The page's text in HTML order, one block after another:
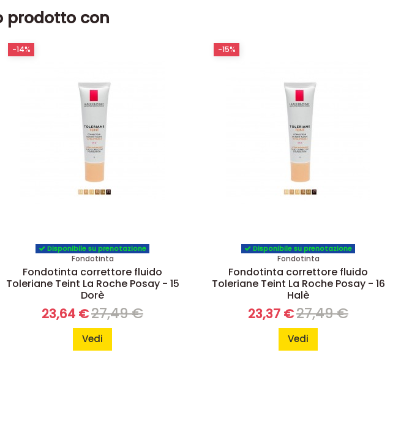
prodotto con
Disponibile su prenotazione
Fondotinta
Fondotinta correttore fluido
Toleriane Teint La Roche Posay - 15
Dorè
23,64 €27,49 €
Vedi
-14%
Disponibile su prenotazione
Fondotinta
Fondotinta correttore fluido
Toleriane Teint La Roche Posay - 16
Halè
23,37 €27,49 €
Vedi
-15%